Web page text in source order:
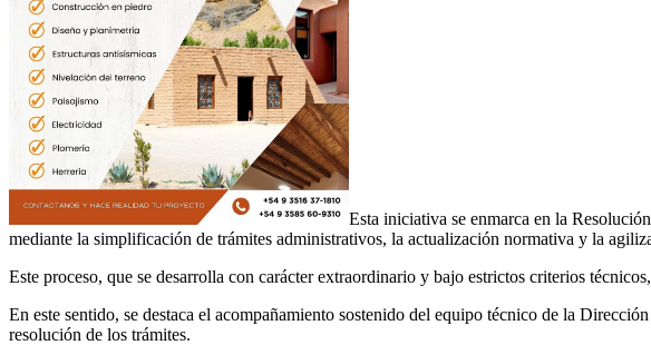
Esta iniciativa se enmarca en la
mediante la simplificación de trámites administrativos, la actualización normativa y la
Este proceso, que se desarrolla con carácter extraordinario y bajo estrictos criterios
En este sentido, se destaca el acompañamiento sostenido del equipo técnico de la
resolución de los trámites.